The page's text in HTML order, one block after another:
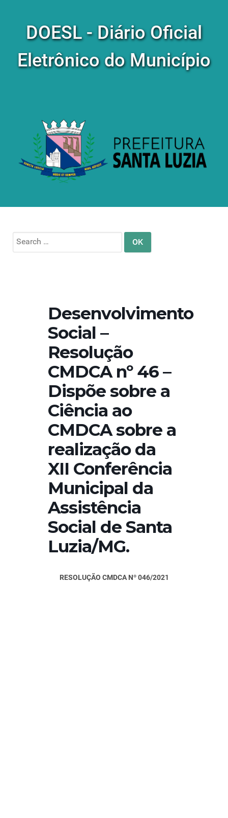
DOESL - Diário Oficial
Eletrônico do Município
Search
for:
Desenvolvimento
Social –
Resolução
CMDCA nº 46 –
Dispõe sobre a
Ciência ao
CMDCA sobre a
realização da
XII Conferência
Municipal da
Assistência
Social de Santa
Luzia/MG.
RESOLUÇÃO CMDCA Nº 046/2021